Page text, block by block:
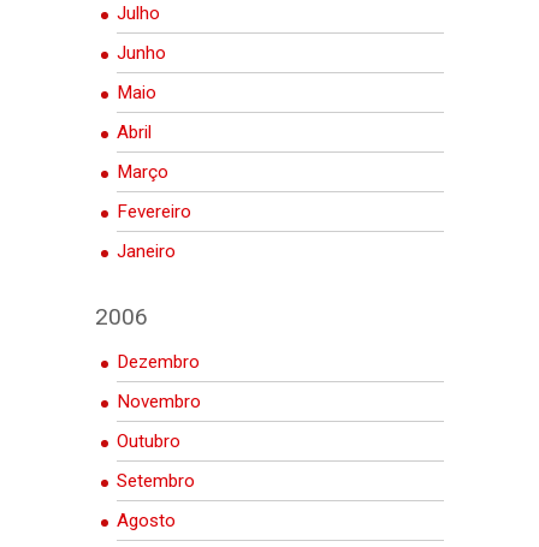
Julho
Junho
Maio
Abril
Março
Fevereiro
Janeiro
2006
Dezembro
Novembro
Outubro
Setembro
Agosto